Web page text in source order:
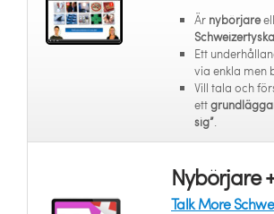
Är nybörjare
Schweizertyska
Ett
via enkla men
Vill tala och
ett
sig”.
Nybörjare
Talk More